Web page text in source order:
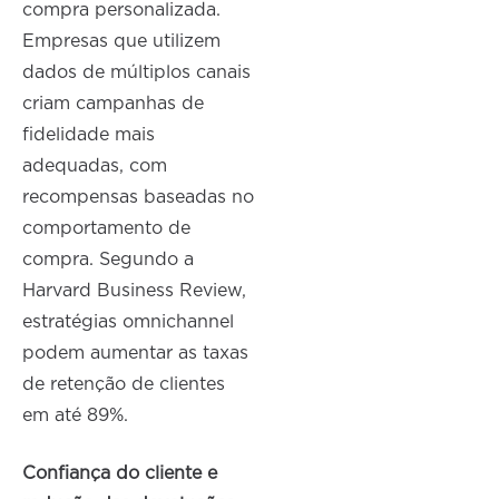
compra personalizada.
Empresas que utilizem
dados de múltiplos canais
criam campanhas de
fidelidade mais
adequadas, com
recompensas baseadas no
comportamento de
compra. Segundo a
Harvard Business Review,
estratégias omnichannel
podem aumentar as taxas
de retenção de clientes
em até 89%.
Confiança do cliente e